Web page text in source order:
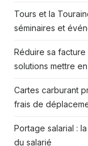
Tours et la
séminaires et
Réduire sa
solutions mettre
Cartes carburant
frais de
Portage salarial :
du salarié